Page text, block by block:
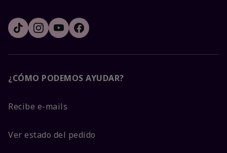
¿CÓMO PODEMOS AYUDAR?
Recibe e-mails
Ver estado del pedido